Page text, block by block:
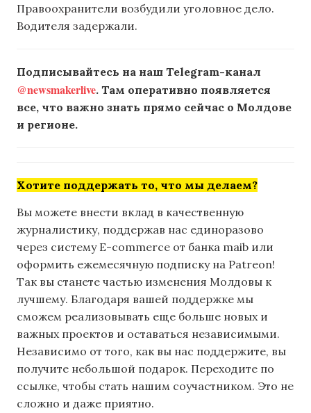
Правоохранители возбудили уголовное дело.
Водителя задержали.
Подписывайтесь на наш Telegram-канал
@newsmakerlive. Там оперативно появляется
все, что важно знать прямо сейчас о Молдове
и регионе.
Хотите поддержать то, что мы делаем?
Вы можете внести вклад в качественную
журналистику, поддержав нас единоразово
через систему E-commerce от банка maib или
оформить ежемесячную подписку на Patreon!
Так вы станете частью изменения Молдовы к
лучшему. Благодаря вашей поддержке мы
сможем реализовывать еще больше новых и
важных проектов и оставаться независимыми.
Независимо от того, как вы нас поддержите, вы
получите небольшой подарок. Переходите по
ссылке, чтобы стать нашим соучастником. Это не
сложно и даже приятно.